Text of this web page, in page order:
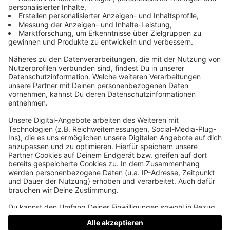
Mister Seidl
„Zuerst waren wir dort in Seidlbar, dann ganz hinten
in der Seidlbar, danach bei der Feuerwehr und jetzt
haben wir uns hier noch ein Seidl gekauft.“ Dieses
Fernsehinterview beim Kräuterkirtag in Klaffer am
Hochficht hat Dominik Roth über Nacht zum
Internetstar gemacht. Seither wurde der 33-
Jährige in Talkshows eingeladen und als Stargast
angefragt, erzählt er im ausführlichen Life Radio
Podcast.
DatenschutzImpressumAGBsJobsKontaktWerben